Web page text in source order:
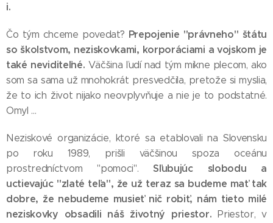
i.
Čo tým chceme povedať? Prepojenie "právneho" štátu
so školstvom, neziskovkami, korporáciami a vojskom je
také neviditeľné. Väčšina ľudí nad tým mikne plecom, ako
som sa sama už mnohokrát presvedčila, pretože si myslia,
že to ich život nijako neovplyvňuje a nie je to podstatné.
Omyl ...
Neziskové organizácie, ktoré sa etablovali na Slovensku
po roku 1989, prišli väčšinou spoza oceánu
prostredníctvom "pomoci". Sľubujúc slobodu a
uctievajúc "zlaté teľa", že už teraz sa budeme mať tak
dobre, že nebudeme musieť nič robiť, nám tieto milé
neziskovky obsadili náš životný priestor.Priestor, v